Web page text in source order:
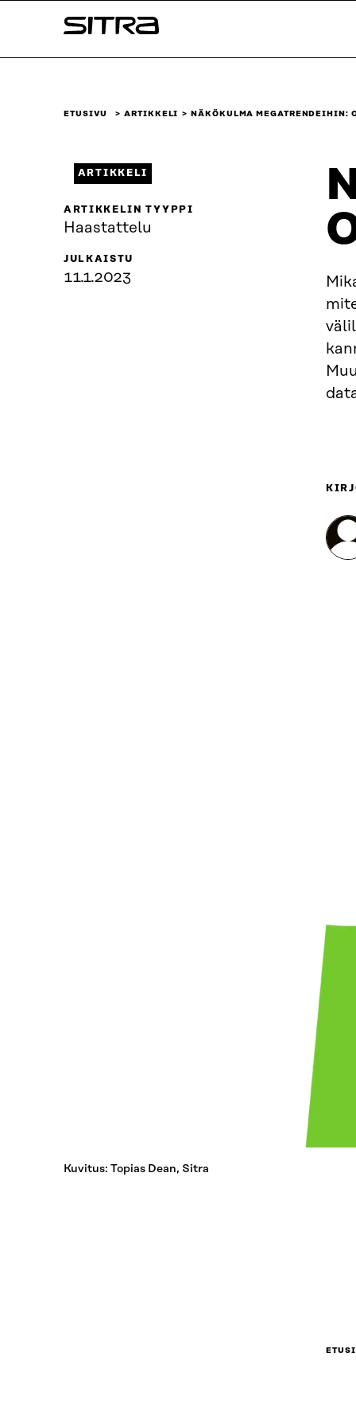
sisältöön
Sitra
ETUSIVU ARTIKKELI NÄKÖKULMA MEGATRENDEIHIN:
ARTIKKELI
ARTIKKELIN TYYPPI
Haastattelu
JULKAISTU
11.1.2023
Kuvitus: Topias Dean, Sitra